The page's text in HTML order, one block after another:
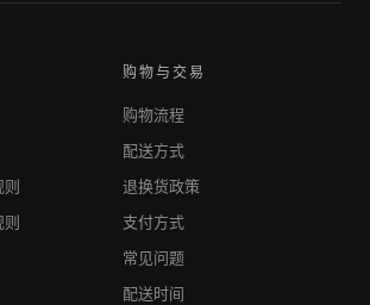
则
则
购物与交易
购物流程
配送方式
退换货政策
支付方式
常见问题
配送时间